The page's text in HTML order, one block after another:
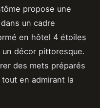
propose une
dans un cadre
en hôtel 4 étoiles
un décor pittoresque.
des mets préparés
tout en admirant la